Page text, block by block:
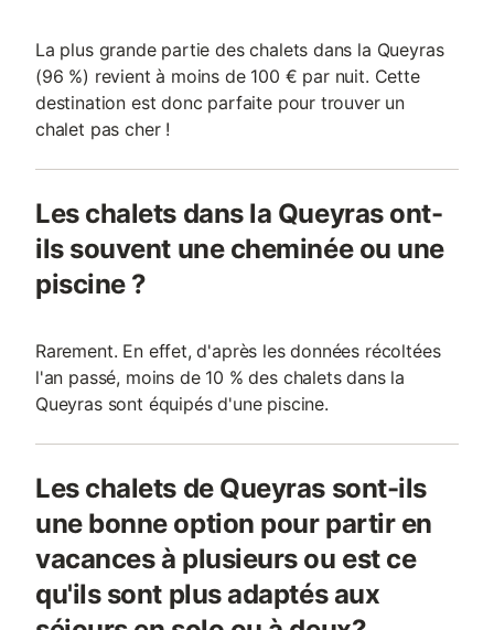
La plus grande partie des chalets dans la Queyras
(96 %) revient à moins de 100 € par nuit. Cette
destination est donc parfaite pour trouver un
chalet pas cher !
Les chalets dans la Queyras ont-
ils souvent une cheminée ou une
piscine ?
Rarement. En effet, d'après les données récoltées
l'an passé, moins de 10 % des chalets dans la
Queyras sont équipés d'une piscine.
Les chalets de Queyras sont-ils
une bonne option pour partir en
vacances à plusieurs ou est ce
qu'ils sont plus adaptés aux